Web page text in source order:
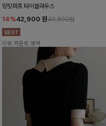
밍팃퍼프 타이블라우스
14%42,900 원49,800원
리뷰 카운트 영역